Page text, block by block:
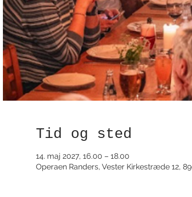
Tid og sted
14. maj 2027, 16.00 – 18.00
Operaen Randers, Vester Kirkestræde 12,